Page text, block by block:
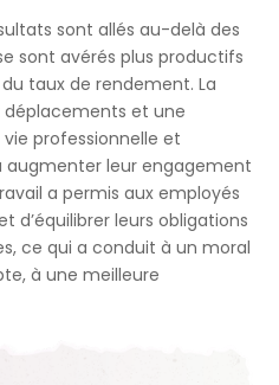
sont allés au-delà des
sont avérés plus productifs
taux de rendement. La
déplacements et une
professionnelle et
augmenter leur engagement
a permis aux employés
d’équilibrer leurs obligations
ce qui a conduit à un moral
à une meilleure